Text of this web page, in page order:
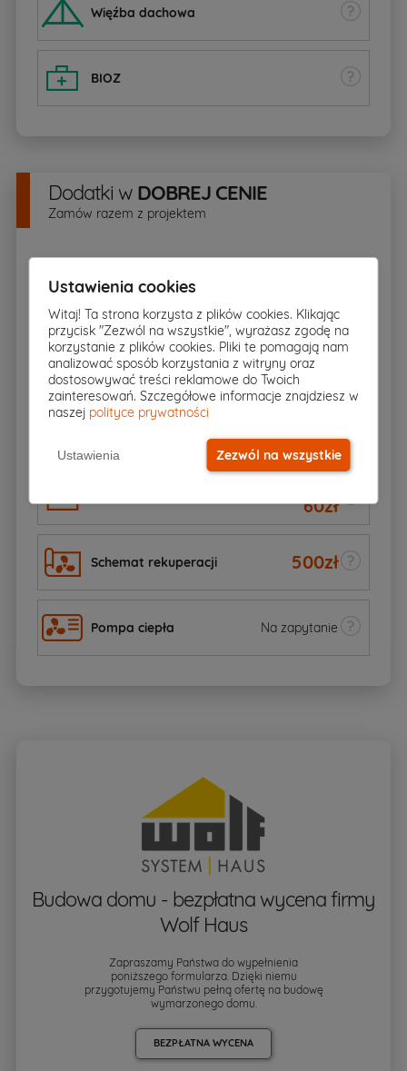
Więźba dachowa
BIOZ
Dodatki w DOBREJ CENIE
Zamów razem z projektem
Dodatkowy egzemplarz
projektu
1575
60zł
Schemat rekuperacji 500zł
Pompa ciepła Na zapytanie
Budowa domu - bezpłatna wycena firmy
Wolf Haus
Zapraszamy Państwa do wypełnienia
poniższego formularza. Dzięki niemu
przygotujemy Państwu pełną ofertę na budowę
wymarzonego domu.
BEZPŁATNA WYCENA
Ustawienia cookies
Witaj! Ta strona korzysta z plików cookies. Klikając
przycisk "Zezwól na wszystkie", wyrażasz zgodę na
korzystanie z plików cookies. Pliki te pomagają nam
analizować sposób korzystania z witryny oraz
dostosowywać treści reklamowe do Twoich
zainteresowań. Szczegółowe informacje znajdziesz w
naszej polityce prywatności
Ustawienia Zezwól na wszystkie